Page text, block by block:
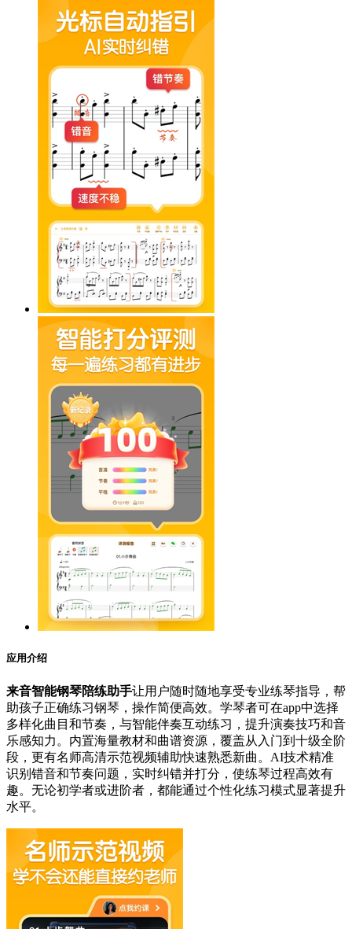
应用介绍
来音智能钢琴陪练助手让用户随时随地享受专业练琴指导，帮
助孩子正确练习钢琴，操作简便高效。学琴者可在app中选择
多样化曲目和节奏，与智能伴奏互动练习，提升演奏技巧和音
乐感知力。内置海量教材和曲谱资源，覆盖从入门到十级全阶
段，更有名师高清示范视频辅助快速熟悉新曲。AI技术精准
识别错音和节奏问题，实时纠错并打分，使练琴过程高效有
趣。无论初学者或进阶者，都能通过个性化练习模式显著提升
水平。